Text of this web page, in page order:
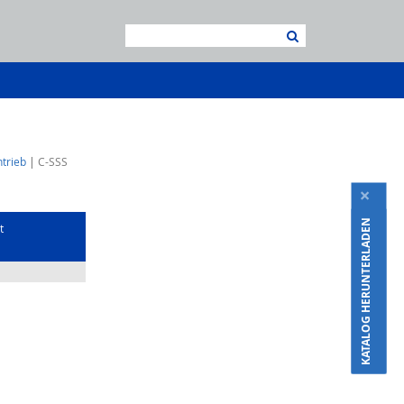
×
KATALOG HERUNTERLADEN
C-SSS